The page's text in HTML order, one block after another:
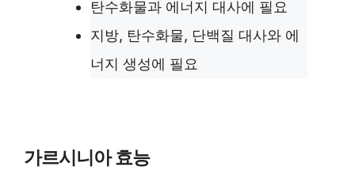
탄수화물과 에너지 대사에 필요
지방, 탄수화물, 단백질 대사와 에
너지 생성에 필요
가르시니아 효능